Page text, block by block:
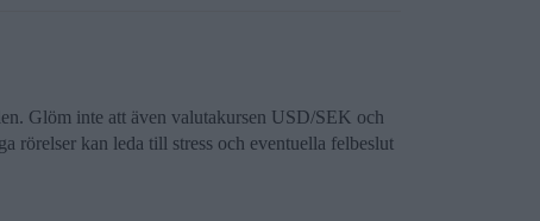
Glöm inte att även valutakursen USD/SEK och
rörelser kan leda till stress och eventuella felbeslut